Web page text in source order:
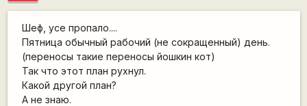
Шеф, усе пропало....
Пятница обычный рабочий (не сокращенный) день.
(переносы такие переносы йошкин кот)
Так что этот план рухнул.
Какой другой план?
А не знаю.